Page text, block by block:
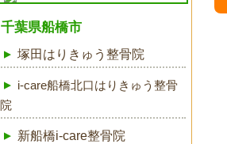
千葉県船橋市
塚田はりきゅう整骨院
i-care船橋北口はりきゅう整骨
院
新船橋i-care整骨院